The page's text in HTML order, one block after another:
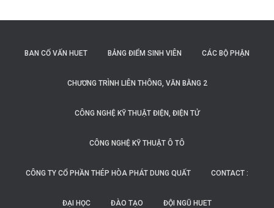
BAN CỐ VẤN HUET BẢNG ĐIỂM SINH VIÊN CÁC BỘ PHẬN
CHƯƠNG TRÌNH LIÊN THÔNG, VĂN BẰNG 2
CÔNG NGHỆ KỸ THUẬT ĐIỆN, ĐIỆN TỬ
CÔNG NGHỆ KỸ THUẬT Ô TÔ
CÔNG TY CỔ PHẦN THÉP HÒA PHÁT DUNG QUẤT CONTACT :
ĐẠI HỌC ĐÀO TẠO ĐỘI NGŨ HUET